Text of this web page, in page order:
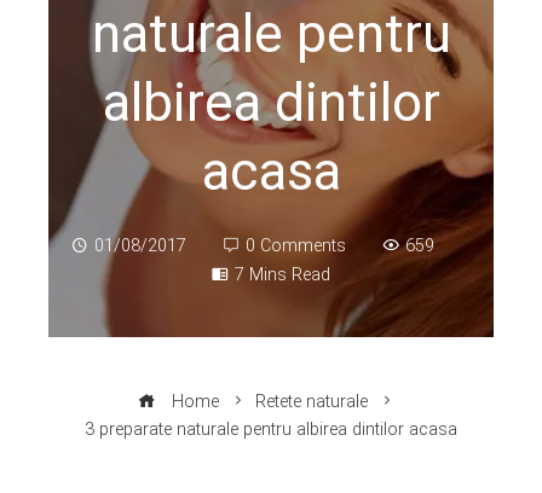
naturale pentru
albirea dintilor
acasa
01/08/2017 0 Comments
659
7 Mins Read
Home
Retete naturale
3 preparate naturale pentru albirea dintilor acasa